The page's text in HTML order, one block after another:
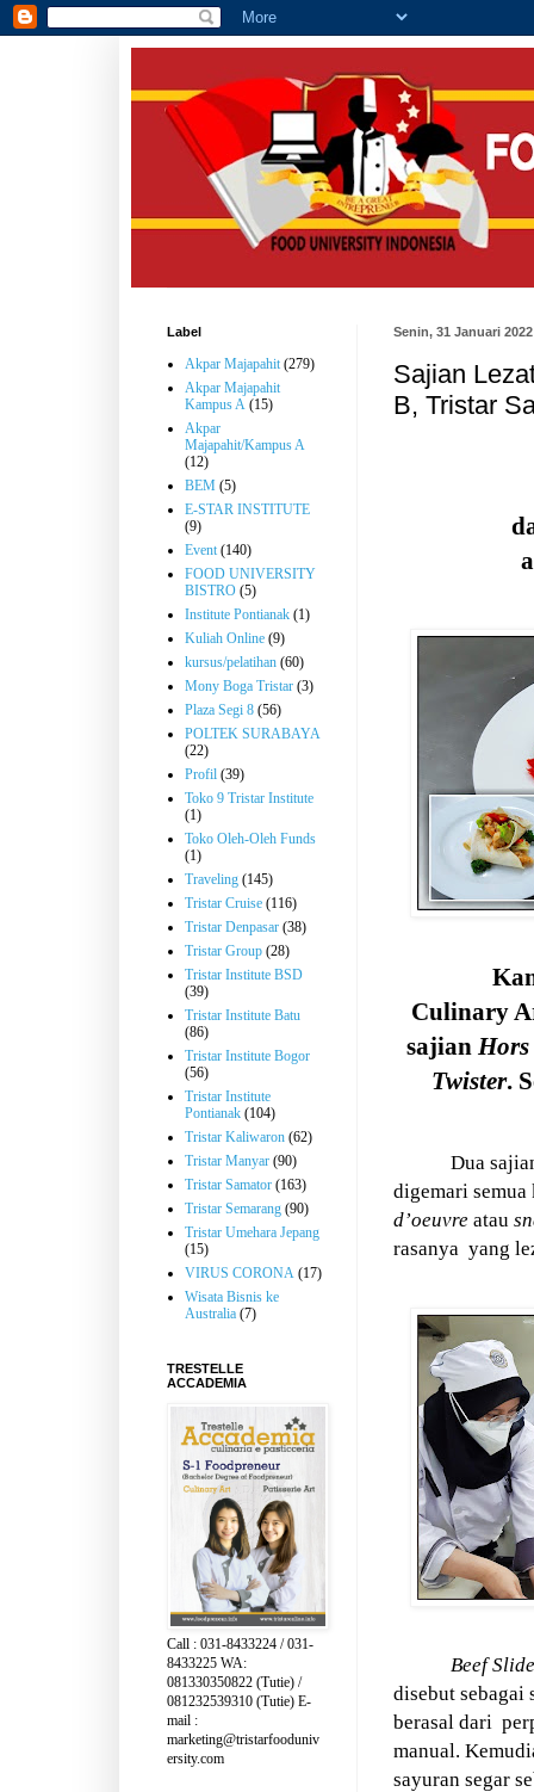
Senin, 31 Januari 2022
Sajian
B, Tristar
Culinary
sajian Hors
Twister.
Dua
digemari
d’oeuvre atau
rasanya yang
Beef
disebut sebagai
berasal dari
manual.
sayuran segar
Label
Akpar Majapahit (279)
Akpar Majapahit
Kampus A (15)
Akpar
Majapahit/Kampus A
(12)
BEM (5)
E-STAR INSTITUTE
(9)
Event (140)
FOOD UNIVERSITY
BISTRO (5)
Institute Pontianak (1)
Kuliah Online (9)
kursus/pelatihan (60)
Mony Boga Tristar (3)
Plaza Segi 8 (56)
POLTEK SURABAYA
(22)
Profil (39)
Toko 9 Tristar Institute
(1)
Toko Oleh-Oleh Funds
(1)
Traveling (145)
Tristar Cruise (116)
Tristar Denpasar (38)
Tristar Group (28)
Tristar Institute BSD
(39)
Tristar Institute Batu
(86)
Tristar Institute Bogor
(56)
Tristar Institute
Pontianak (104)
Tristar Kaliwaron (62)
Tristar Manyar (90)
Tristar Samator (163)
Tristar Semarang (90)
Tristar Umehara Jepang
(15)
VIRUS CORONA (17)
Wisata Bisnis ke
Australia (7)
TRESTELLE
ACCADEMIA
Call : 031-8433224 / 031-
8433225 WA:
081330350822 (Tutie) /
081232539310 (Tutie) E-
mail :
marketing@tristarfooduniv
ersity.com